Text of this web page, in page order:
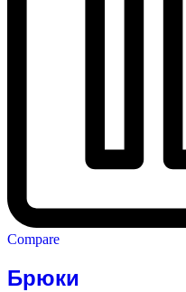
Compare
Брюки